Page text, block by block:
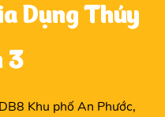
Dụng Thúy
3
Khu phố An Phước,